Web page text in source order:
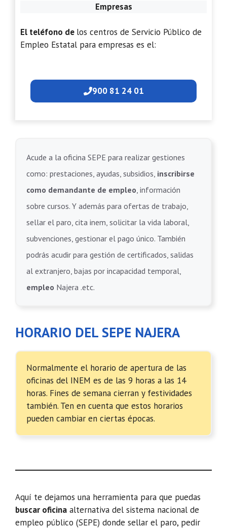
Empresas
El teléfono de los centros de Servicio Público de
Empleo Estatal para empresas es el:
900 81 24 01
Acude a la oficina SEPE para realizar gestiones
como: prestaciones, ayudas, subsidios, inscribirse
como demandante de empleo, información
sobre cursos. Y además para ofertas de trabajo,
sellar el paro, cita inem, solicitar la vida laboral,
subvenciones, gestionar el pago único. También
podrás acudir para gestión de certificados, salidas
al extranjero, bajas por incapacidad temporal,
empleo Najera .etc.
HORARIO DEL SEPE NAJERA
Normalmente el horario de apertura de las
oficinas del INEM es de las 9 horas a las 14
horas. Fines de semana cierran y festividades
también. Ten en cuenta que estos horarios
pueden cambiar en ciertas épocas.
Aquí te dejamos una herramienta para que puedas
buscar oficina alternativa del sistema nacional de
empleo público (SEPE) donde sellar el paro, pedir